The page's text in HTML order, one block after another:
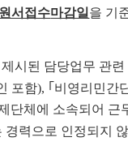
원서접수마감일 을 기
시된 담당업무 관
포함), ｢ 비영리민간
단체에 소속되어 근
경력으로 인정되지